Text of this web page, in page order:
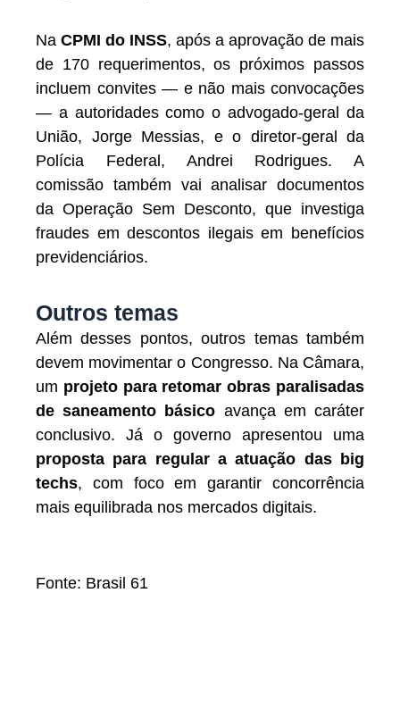
Na CPMI do INSS, após a aprovação de mais
de 170 requerimentos, os próximos passos
incluem convites — e não mais convocações
— a autoridades como o advogado-geral da
União, Jorge Messias, e o diretor-geral da
Polícia Federal, Andrei Rodrigues. A
comissão também vai analisar documentos
da Operação Sem Desconto, que investiga
fraudes em descontos ilegais em benefícios
previdenciários.
Outros temas
Além desses pontos, outros temas também
devem movimentar o Congresso. Na Câmara,
um projeto para retomar obras paralisadas
de saneamento básico avança em caráter
conclusivo. Já o governo apresentou uma
proposta para regular a atuação das big
techs, com foco em garantir concorrência
mais equilibrada nos mercados digitais.
Fonte: Brasil 61